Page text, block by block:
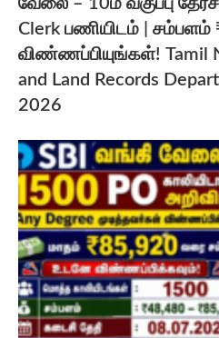
வேலை – 10ம் வகுப்பு
Clerk பணியிடம் |
விண்ணப்பியுங்கள்! Tamil
and Land Records
2026